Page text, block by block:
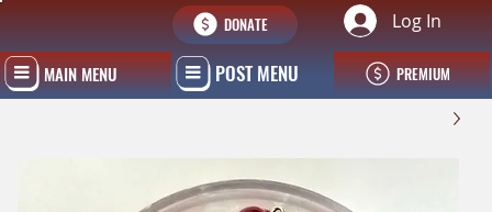
POST MENU
Log In
MAIN MENU PREMIUM
DONATE